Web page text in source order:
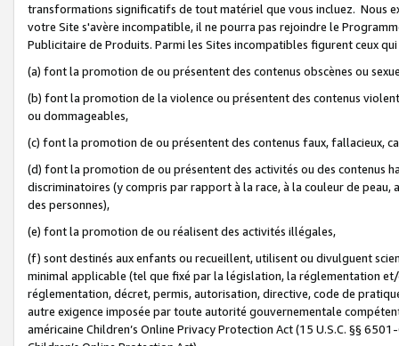
transformations significatifs de tout matériel que vous incluez. Nous
votre Site s'avère incompatible, il ne pourra pas rejoindre le
Publicitaire de Produits. Parmi les Sites incompatibles figurent ceux
(a) font la promotion de ou présentent des contenus obscènes ou
(b) font la promotion de la violence ou présentent des contenus
ou dommageables,
(c) font la promotion de ou présentent des contenus faux, fallacieux,
(d) font la promotion de ou présentent des activités ou des contenus
discriminatoires (y compris par rapport à la race, à la couleur de
des personnes),
(e) font la promotion de ou réalisent des activités illégales,
(f) sont destinés aux enfants ou recueillent, utilisent ou divulguent
minimal applicable (tel que fixé par la législation, la réglementation
réglementation, décret, permis, autorisation, directive, code de
autre exigence imposée par toute autorité gouvernementale
américaine Children’s Online Privacy Protection Act (15 U.S.C. §§